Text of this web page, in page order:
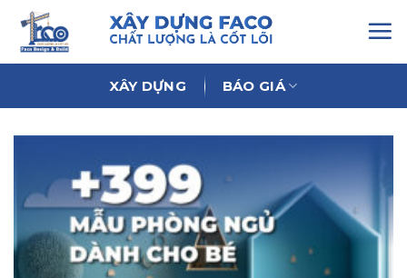
Chuyển
đến
nội
XÂY DỰNG BÁO GIÁ